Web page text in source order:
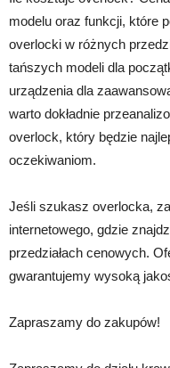
modelu oraz funkcji, które
overlocki w różnych
tańszych modeli dla
urządzenia dla
warto dokładnie
overlock, który będzie
oczekiwaniom.
Jeśli szukasz overlocka,
internetowego, gdzie
przedziałach cenowych.
gwarantujemy wysoką
Zapraszamy do zakupów!